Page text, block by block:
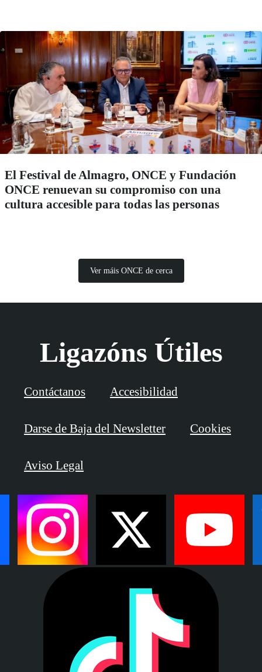
El Festival de Almagro, ONCE y Fundación
ONCE renuevan su compromiso con una
cultura accesible para todas las personas
Ver máis ONCE de cerca
Ligazóns Útiles
Contáctanos Accesibilidad
Darse de Baja del Newsletter Cookies
Aviso Legal